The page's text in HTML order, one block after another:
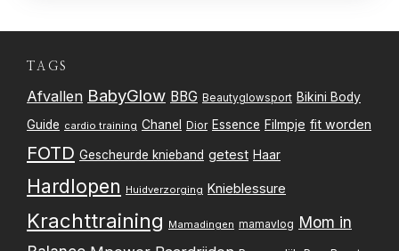
TAGS
Afvallen BabyGlow BBG Beautyglowsport Bikini Body
Guide cardio training Chanel Dior Essence Filmpje fit worden
FOTD Gescheurde knieband getest Haar
Hardlopen Huidverzorging Knieblessure
Krachttraining Mamadingen mamavlog Mom in